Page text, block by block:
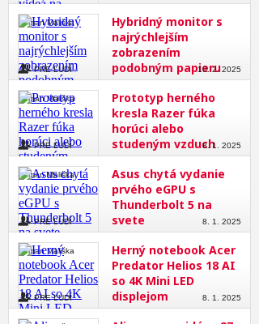
Hybridný monitor s
najrýchlejším
zobrazením
podobným papieru
Roman Mališka
10. 2. 2025
PRE ĽUDÍ
Prototyp herného
kresla Razer fúka
horúci alebo
studeným vzduch
Roman Mališka
8. 1. 2025
PRE ĽUDÍ
Asus chytá vydanie
prvého eGPU s
Thunderbolt 5 na
svete
Roman Mališka
8. 1. 2025
PRE ĽUDÍ
Herný notebook Acer
Predator Helios 18 AI
so 4K Mini LED
displejom
Roman Mališka
8. 1. 2025
PRE ĽUDÍ